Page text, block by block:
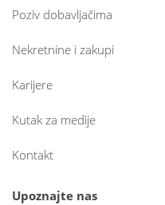
Poziv dobavljačima
Nekretnine i zakupi
Karijere
Kutak za medije
Kontakt
Upoznajte nas